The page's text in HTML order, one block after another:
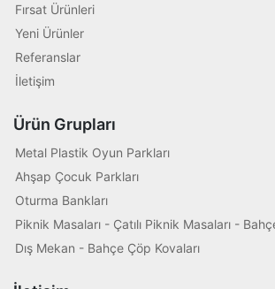
Fırsat Ürünleri
Yeni Ürünler
Referanslar
İletişim
Ürün Grupları
Metal Plastik Oyun Parkları
Ahşap Çocuk Parkları
Oturma Bankları
Piknik Masaları - Çatılı Piknik Masaları -
Dış Mekan - Bahçe Çöp Kovaları